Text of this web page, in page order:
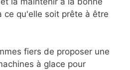
ce qu'elle soit prête à être
fiers de proposer une
à glace pour